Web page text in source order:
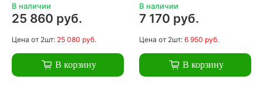
В наличии
25 860 руб.
Цена от 2шт: 25 080 руб.
В корзину
В наличии
7 170 руб.
Цена от 2шт: 6 950 руб.
В корзину